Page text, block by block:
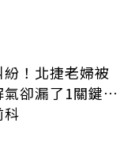
！北捷老婦被
氣卻漏了1關鍵…
科